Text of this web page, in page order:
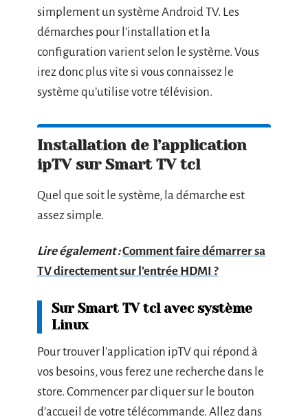
simplement un système Android TV. Les
démarches pour l’installation et la
configuration varient selon le système. Vous
irez donc plus vite si vous connaissez le
système qu’utilise votre télévision.
Installation de l’application
ipTV sur Smart TV tcl
Quel que soit le système, la démarche est
assez simple.
Lire également :Comment faire démarrer sa
TV directement sur l’entrée HDMI ?
Sur Smart TV tcl avec système
Linux
Pour trouver l’application ipTV qui répond à
vos besoins, vous ferez une recherche dans le
store. Commencer par cliquer sur le bouton
d’accueil de votre télécommande. Allez dans